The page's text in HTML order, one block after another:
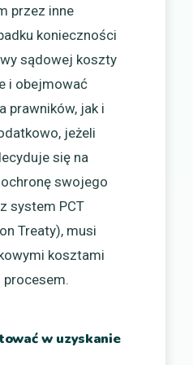
przez inne
konieczności
sądowej koszty
i obejmować
prawników, jak i
jeżeli
się na
swojego
system PCT
Treaty), musi
kosztami
w uzyskanie